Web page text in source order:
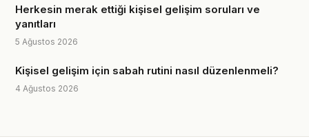
Herkesin merak ettiği kişisel gelişim soruları ve
yanıtları
5 Ağustos 2026
Kişisel gelişim için sabah rutini nasıl düzenlenmeli?
4 Ağustos 2026